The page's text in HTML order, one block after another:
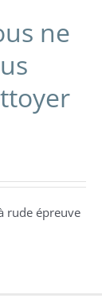
ne
rude épreuve